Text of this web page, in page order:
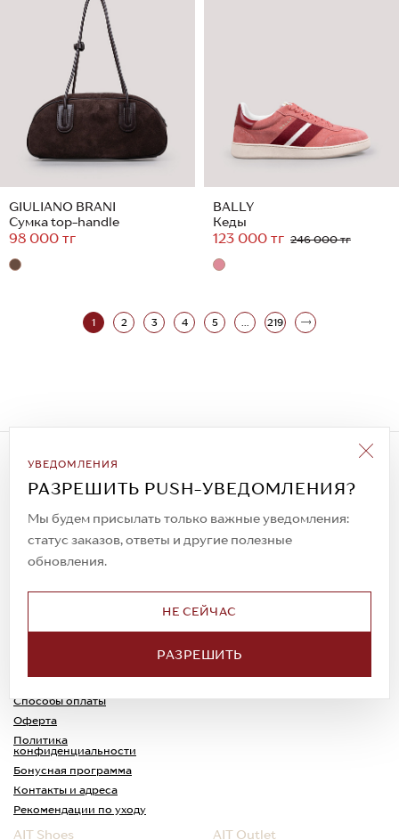
GIULIANO BRANI
Сумка top-handle
98 000 тг
BALLY
Кеды
123 000 тг 246 000 тг
1 2 3 4 5 ... 219
УВЕДОМЛЕНИЯ
РАЗРЕШИТЬ PUSH-УВЕДОМЛЕНИЯ?
Мы будем присылать только важные уведомления:
статус заказов, ответы и другие полезные
обновления.
НЕ СЕЙЧАС
РАЗРЕШИТЬ
Подписаться на рассылку
Всегда будьте в курсе новых акций и
спецпредложений!
© 2023. AIT Shoes
Все права защищены
Доставка
Способы оплаты
Оферта
Политика
конфиденциальности
Обмен и возврат
Каспи-Ред
Бонусная программа
Контакты и адреса
Рекомендации по уходу
AIT Shoes AIT Outlet